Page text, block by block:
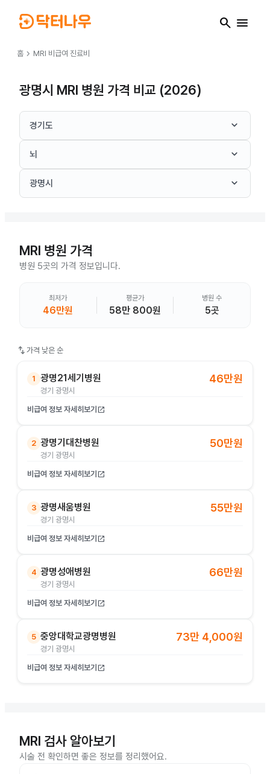
search menu
홈 chevron_right MRI 비급여 진료비
광명시 MRI 병원 가격 비교 (2026)
경기도 keyboard_arrow_down
뇌 keyboard_arrow_down
광명시 keyboard_arrow_down
MRI 병원 가격
병원 5곳의 가격 정보입니다.
최저가
46만원
평균가
58만 800원
병원 수
5곳
swap_vert 가격 낮은 순
1 광명21세기병원
경기 광명시
46만원
비급여 정보 자세히보기 open_in_new
2 광명기대찬병원
경기 광명시
50만원
비급여 정보 자세히보기 open_in_new
3 광명새움병원
경기 광명시
55만원
비급여 정보 자세히보기 open_in_new
4 광명성애병원
경기 광명시
66만원
비급여 정보 자세히보기 open_in_new
5 중앙대학교광명병원
경기 광명시
73만 4,000원
비급여 정보 자세히보기 open_in_new
MRI 검사 알아보기
시술 전 확인하면 좋은 정보를 정리했어요.